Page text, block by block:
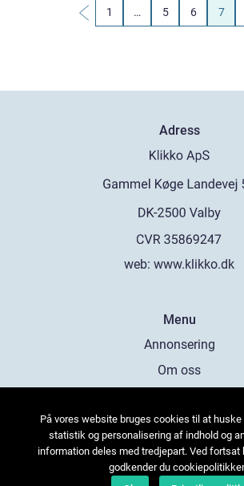
1 … 5 6 7
Adress
web: www.klikko.dk
Menu
Annonsering
Om oss
Kontakta oss
Sitemap
På vores website bruges cookies til at huske
statistik og personalisering af indhold og
information deles med tredjepart. Ved fortsat
godkender du